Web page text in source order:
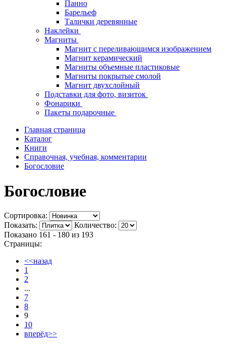
Панно
Барельеф
Талички деревянные
Наклейки
Магниты
Магнит с переливающимся изображением
Магнит керамический
Магниты объемные пластиковые
Магниты покрытые смолой
Магнит двухслойный
Подставки для фото, визиток
Фонарики
Пакеты подарочные
Главная страница
Каталог
Книги
Справочная, учебная, комментарии
Богословие
Богословие
Сортировка:
Показать:
Количество:
Показано 161 - 180 из 193
Страницы:
<<назад
1
2
...
7
8
9
10
вперёд>>